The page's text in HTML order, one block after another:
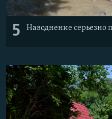
5 Наводнение серьезно